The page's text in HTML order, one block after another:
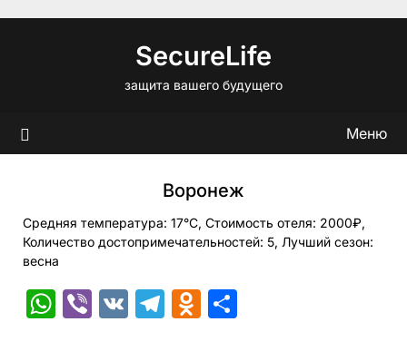
SecureLife
защита вашего будущего
Меню
Воронеж
Средняя температура: 17°C, Стоимость отеля: 2000₽,
Количество достопримечательностей: 5, Лучший сезон:
весна
WhatsApp
Viber
VK Telegram
Odnoklassniki